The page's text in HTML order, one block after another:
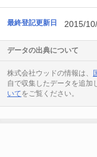
最終登記更新日 2015/
データの出典について
株式会社ウッドの情報は、
自で収集したデータを追加
いてをご覧ください。